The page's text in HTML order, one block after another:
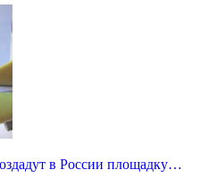
в России площадку…